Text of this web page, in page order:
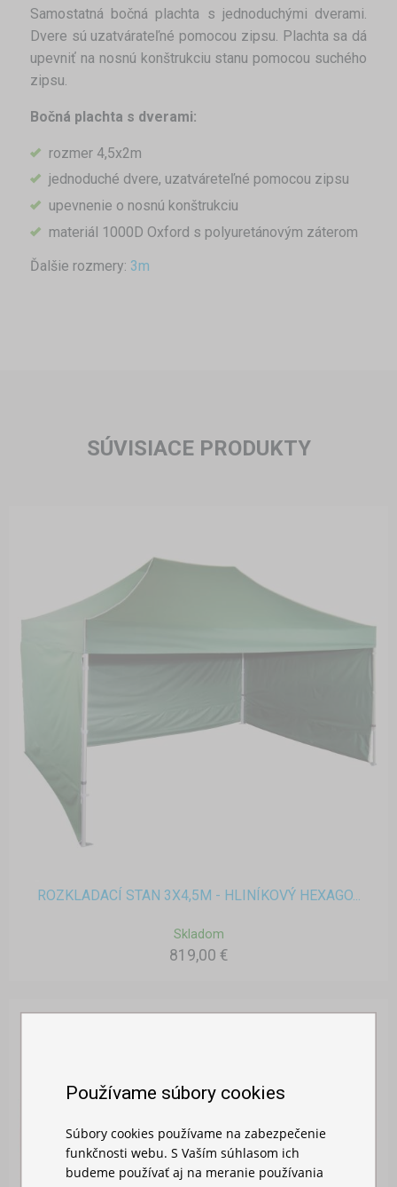
Samostatná bočná plachta s jednoduchými dverami.
Dvere sú uzatvárateľné pomocou zipsu. Plachta sa dá
upevniť na nosnú konštrukciu stanu pomocou suchého
zipsu.
Bočná plachta s dverami:
rozmer 4,5x2m
jednoduché dvere, uzatváreteľné pomocou zipsu
upevnenie o nosnú konštrukciu
materiál 1000D Oxford s polyuretánovým záterom
Ďalšie rozmery: 3m
SÚVISIACE PRODUKTY
ROZKLADACÍ STAN 3X4,5M - HLINÍKOVÝ HEXAGO...
Skladom
819,00 €
Používame súbory cookies
Súbory cookies používame na zabezpečenie
funkčnosti webu. S Vaším súhlasom ich
budeme používať aj na meranie používania